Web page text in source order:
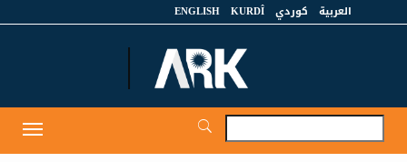
العربية كوردي KURDÎ
ENGLISH